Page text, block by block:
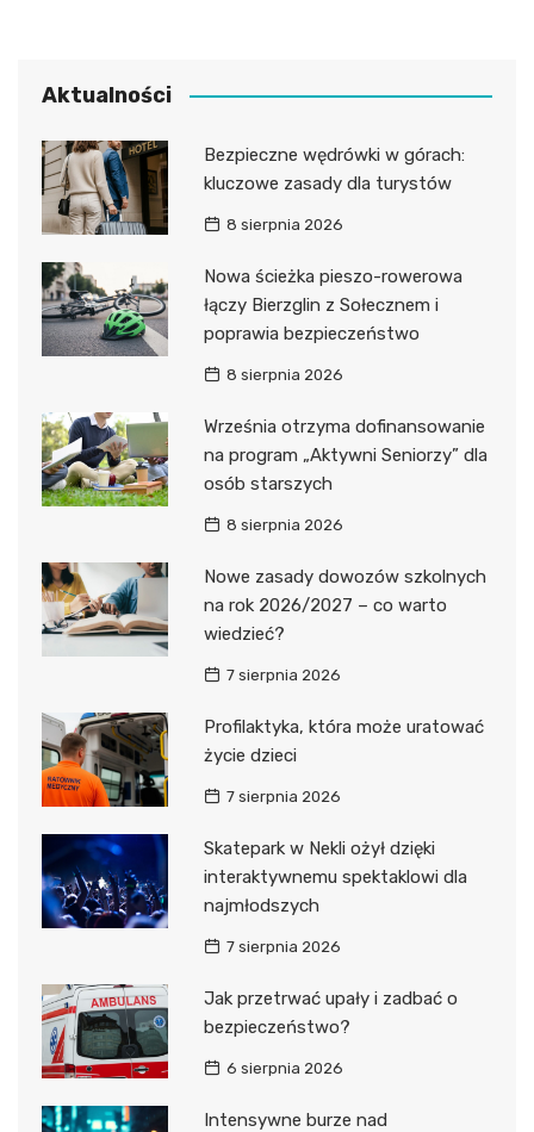
Aktualności
Bezpieczne wędrówki w górach:
kluczowe zasady dla turystów
8 sierpnia 2026
Nowa ścieżka pieszo-rowerowa
łączy Bierzglin z Sołecznem i
poprawia bezpieczeństwo
8 sierpnia 2026
Września otrzyma dofinansowanie
na program „Aktywni Seniorzy” dla
osób starszych
8 sierpnia 2026
Nowe zasady dowozów szkolnych
na rok 2026/2027 – co warto
wiedzieć?
7 sierpnia 2026
Profilaktyka, która może uratować
życie dzieci
7 sierpnia 2026
Skatepark w Nekli ożył dzięki
interaktywnemu spektaklowi dla
najmłodszych
7 sierpnia 2026
Jak przetrwać upały i zadbać o
bezpieczeństwo?
6 sierpnia 2026
Intensywne burze nad